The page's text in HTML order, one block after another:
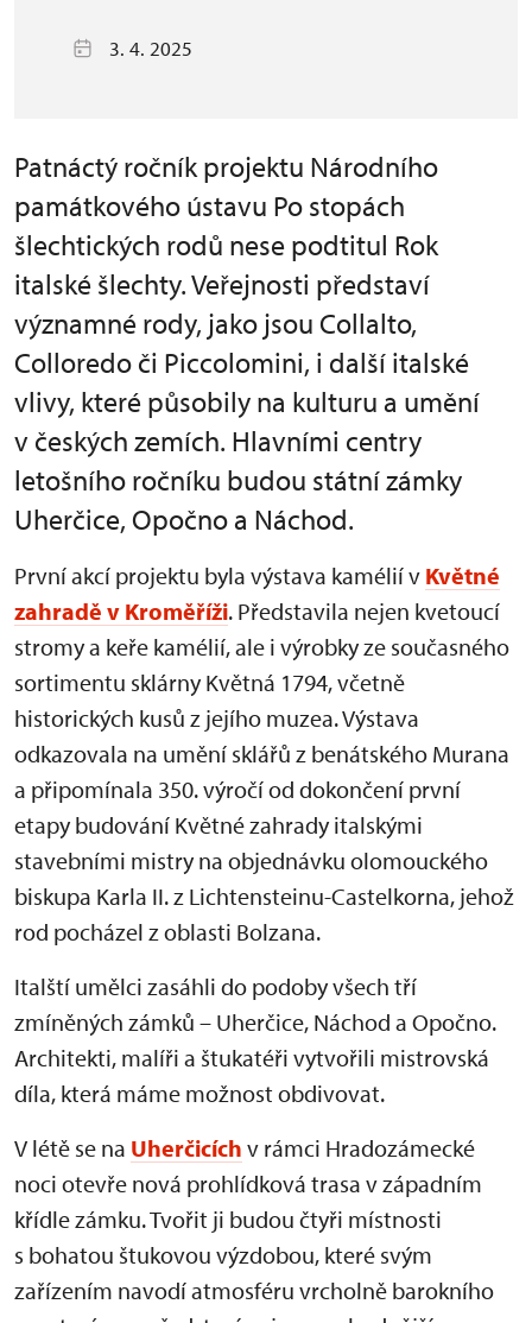
3. 4. 2025
Patnáctý ročník projektu Národního
památkového ústavu Po stopách
šlechtických rodů nese podtitul Rok
italské šlechty. Veřejnosti představí
významné rody, jako jsou Collalto,
Colloredo či Piccolomini, i další italské
vlivy, které působily na kulturu a umění
v českých zemích. Hlavními centry
letošního ročníku budou státní zámky
Uherčice, Opočno a Náchod.
První akcí projektu byla výstava kamélií v Květné
zahradě v Kroměříži. Představila nejen kvetoucí
stromy a keře kamélií, ale i výrobky ze současného
sortimentu sklárny Květná 1794, včetně
historických kusů z jejího muzea. Výstava
odkazovala na umění sklářů z benátského Murana
a připomínala 350. výročí od dokončení první
etapy budování Květné zahrady italskými
stavebními mistry na objednávku olomouckého
biskupa Karla II. z Lichtensteinu-Castelkorna, jehož
rod pocházel z oblasti Bolzana.
Italští umělci zasáhli do podoby všech tří
zmíněných zámků – Uherčice, Náchod a Opočno.
Architekti, malíři a štukatéři vytvořili mistrovská
díla, která máme možnost obdivovat.
V létě se na Uherčicích v rámci Hradozámecké
noci otevře nová prohlídková trasa v západním
křídle zámku. Tvořit ji budou čtyři místnosti
s bohatou štukovou výzdobou, které svým
zařízením navodí atmosféru vrcholně barokního